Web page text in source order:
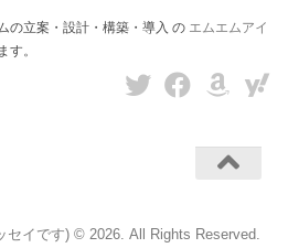
の立案・設計・構築・導入 の エムエムアイ
す。
セイです) © 2026. All Rights Reserved.